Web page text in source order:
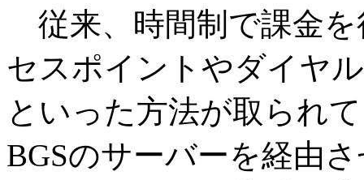
従来、時間制で課金
セスポイントやダイヤ
といった方法が取られ
BGSのサーバーを経由